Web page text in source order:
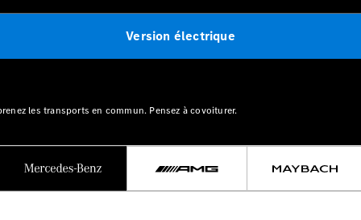
Version électrique
les transports en commun. Pensez à covoiturer.